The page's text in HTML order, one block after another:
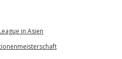
in Asien